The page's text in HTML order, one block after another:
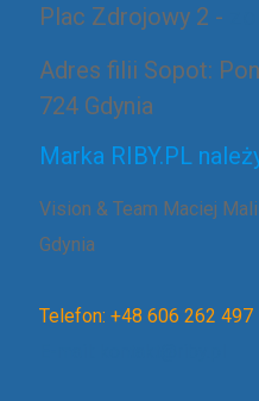
Plac Zdrojowy 2 -
Adres filii Sopot:
724 Gdynia
Marka RIBY.PL
Vision & Team Maciej
Gdynia
Telefon: +48 606 262 497